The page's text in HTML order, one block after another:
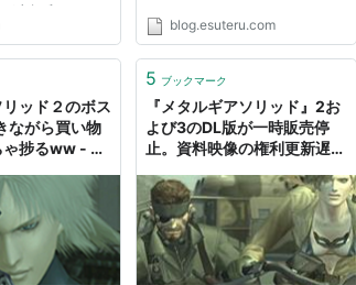
2 SONS OF LIBERTY
ナミ
: 19回
グ (8件) を見る
少年兵であるこ
Twitter / 小島秀
像を買い ... ＞
ョンきたでぇええええええ！！！
[sage] 投稿日：2011/06/03(金)
46 名前：...
blog.esuteru.com
ッド２のボス
ながら買い物
捗るww - 私
5 ブックマーク
『メタルギアソリッド』2お
よび3のDL版が一時販売停
止。資料映像の権利更新遅れ